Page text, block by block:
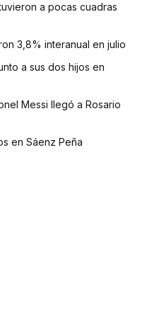
a pocas cuadras
3,8% interanual en julio
a sus dos hijos en
Messi llegó a Rosario
en Sáenz Peña